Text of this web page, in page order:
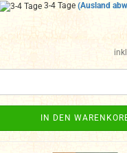
3-4 Tage (Ausland
IN DEN